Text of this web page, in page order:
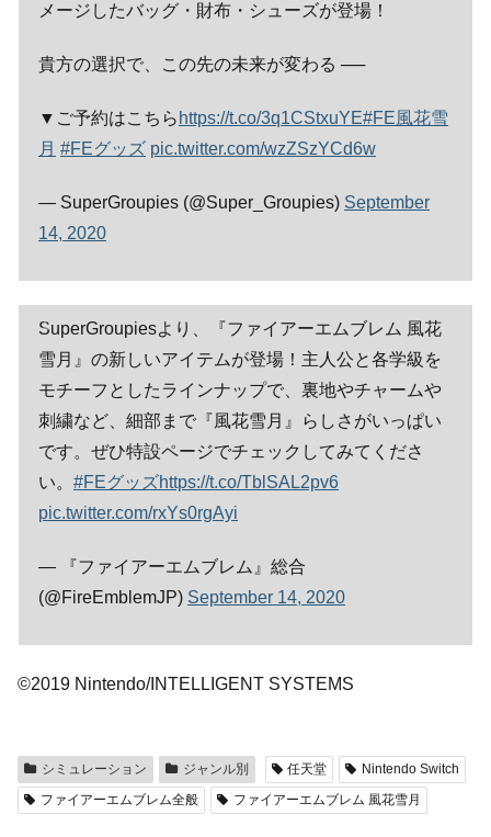
メージしたバッグ・財布・シューズが登場！
貴方の選択で、この先の未来が変わる ──
▼ご予約はこちら https://t.co/3q1CStxuYE#FE風花雪
月 #FEグッズ pic.twitter.com/wzZSzYCd6w
— SuperGroupies (@Super_Groupies) September
14, 2020
SuperGroupiesより、『ファイアーエムブレム 風花
雪月』の新しいアイテムが登場！主人公と各学級を
モチーフとしたラインナップで、裏地やチャームや
刺繍など、細部まで『風花雪月』らしさがいっぱい
です。ぜひ特設ページでチェックしてみてくださ
い。 #FEグッズhttps://t.co/TblSAL2pv6
pic.twitter.com/rxYs0rgAyi
— 『ファイアーエムブレム』総合
(@FireEmblemJP) September 14, 2020
©2019 Nintendo/INTELLIGENT SYSTEMS
シミュレーション ジャンル別 任天堂
Nintendo Switch
ファイアーエムブレム全般
ファイアーエムブレム 風花雪月